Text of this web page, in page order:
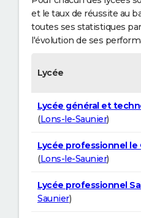
et le taux de réussite au
toutes ses statistiques
l'évolution de ses
Lycée
Lycée général et
(Lons-le-Saunier)
Lycée professionnel
(Lons-le-Saunier)
Lycée professionnel
Saunier)